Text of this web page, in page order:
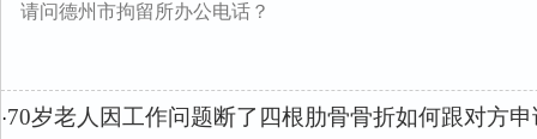
请问德州市拘留所办公电话？
·70岁老人因工作问题断了四根肋骨骨折如何跟对方